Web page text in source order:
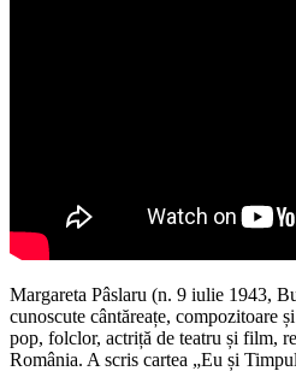
Margareta Pâslaru (n. 9 iulie 1943,
cunoscute cântăreațe, compozitoare
pop, folclor, actriță de teatru și film,
România. A scris cartea „Eu și